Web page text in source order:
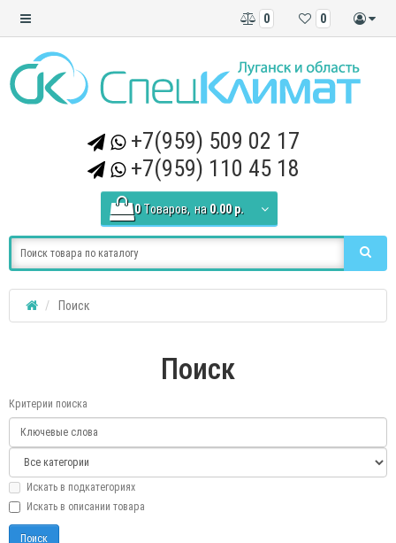
0
0
+7(959) 509 02 17
+7(959) 110 45 18
0 Tоваров, на 0.00 р.
Поиск
Поиск
Критерии поиска
Искать в подкатегориях
Искать в описании товара